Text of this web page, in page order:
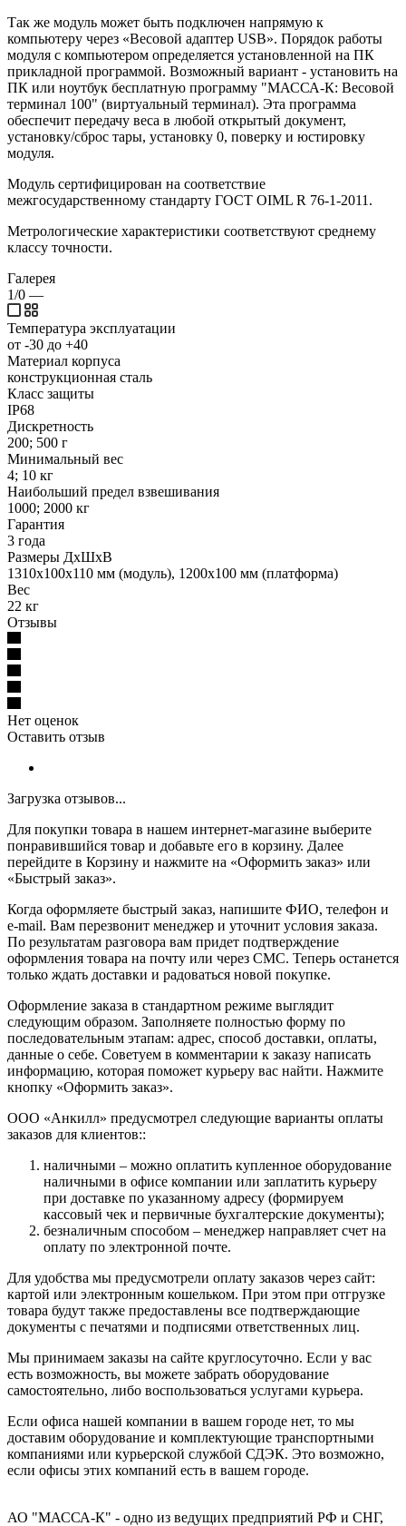
Так же модуль может быть подключен напрямую к
компьютеру через «Весовой адаптер USB». Порядок работы
модуля с компьютером определяется установленной на ПК
прикладной программой. Возможный вариант - установить на
ПК или ноутбук бесплатную программу "МАССА-К: Весовой
терминал 100" (виртуальный терминал). Эта программа
обеспечит передачу веса в любой открытый документ,
установку/сброс тары, установку 0, поверку и юстировку
модуля.
Модуль сертифицирован на соответствие
межгосударственному стандарту ГОСТ OIML R 76-1-2011.
Метрологические характеристики соответствуют среднему
классу точности.
Галерея
1/0 —
Температура эксплуатации
от -30 до +40
Материал корпуса
конструкционная сталь
Класс защиты
IP68
Дискретность
200; 500 г
Минимальный вес
4; 10 кг
Наибольший предел взвешивания
1000; 2000 кг
Гарантия
3 года
Размеры ДхШхВ
1310х100х110 мм (модуль), 1200х100 мм (платформа)
Вес
22 кг
Отзывы
Нет оценок
Оставить отзыв
Загрузка отзывов...
Для покупки товара в нашем интернет-магазине выберите
понравившийся товар и добавьте его в корзину. Далее
перейдите в Корзину и нажмите на «Оформить заказ» или
«Быстрый заказ».
Когда оформляете быстрый заказ, напишите ФИО, телефон и
e-mail. Вам перезвонит менеджер и уточнит условия заказа.
По результатам разговора вам придет подтверждение
оформления товара на почту или через СМС. Теперь останется
только ждать доставки и радоваться новой покупке.
Оформление заказа в стандартном режиме выглядит
следующим образом. Заполняете полностью форму по
последовательным этапам: адрес, способ доставки, оплаты,
данные о себе. Советуем в комментарии к заказу написать
информацию, которая поможет курьеру вас найти. Нажмите
кнопку «Оформить заказ».
ООО «Анкилл» предусмотрел следующие варианты оплаты
заказов для клиентов::
наличными – можно оплатить купленное оборудование
наличными в офисе компании или заплатить курьеру
при доставке по указанному адресу (формируем
кассовый чек и первичные бухгалтерские документы);
безналичным способом – менеджер направляет счет на
оплату по электронной почте.
Для удобства мы предусмотрели оплату заказов через сайт:
картой или электронным кошельком. При этом при отгрузке
товара будут также предоставлены все подтверждающие
документы с печатями и подписями ответственных лиц.
Мы принимаем заказы на сайте круглосуточно. Если у вас
есть возможность, вы можете забрать оборудование
самостоятельно, либо воспользоваться услугами курьера.
Если офиса нашей компании в вашем городе нет, то мы
доставим оборудование и комплектующие транспортными
компаниями или курьерской службой СДЭК. Это возможно,
если офисы этих компаний есть в вашем городе.
АО "МАССА-К" - одно из ведущих предприятий РФ и СНГ,